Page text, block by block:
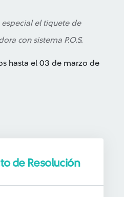
el tiquete de
con sistema P.O.S.
hasta el 03 de marzo de
de Resolución